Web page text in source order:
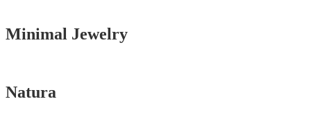
Minimal Jewelry
Natura